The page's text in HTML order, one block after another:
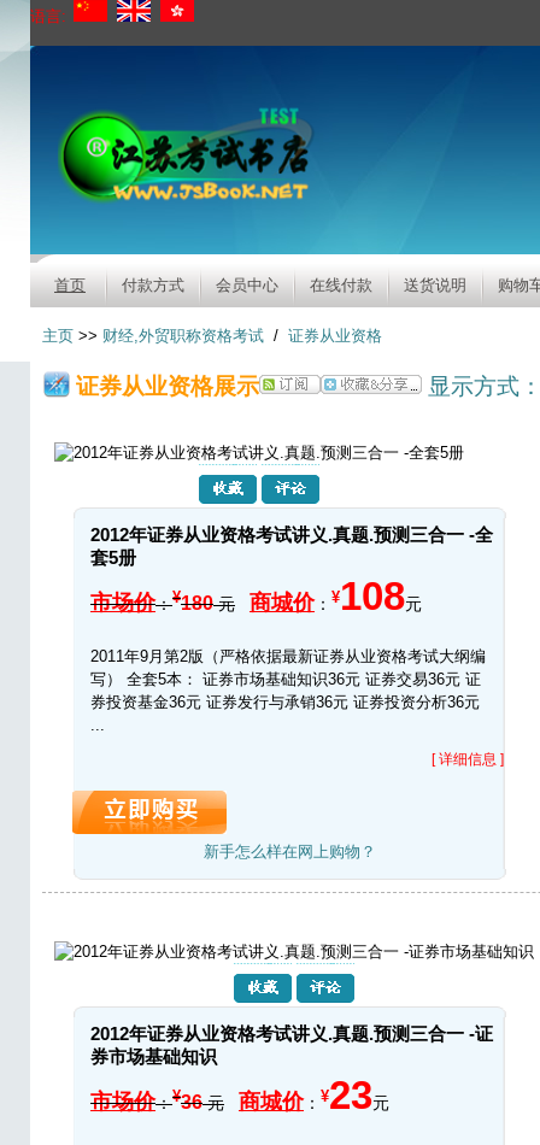
语言:
首页 付款方式 会员中心 在线付款 送货说明 购物
主页 >> 财经,外贸职称资格考试 / 证券从业资格
证券从业资格展示 显示方式
2012年证券从业资格考试讲义.真题.预测三合一 -全
套5册
市场价：¥180元 商城价： ¥108元
2011年9月第2版（严格依据最新证券从业资格考试大纲编
写） 全套5本： 证券市场基础知识36元 证券交易36元 证
券投资基金36元 证券发行与承销36元 证券投资分析36元
...
[ 详细信息 ]
新手怎么样在网上购物？
2012年证券从业资格考试讲义.真题.预测三合一 -证
券市场基础知识
市场价：¥36元 商城价： ¥23元